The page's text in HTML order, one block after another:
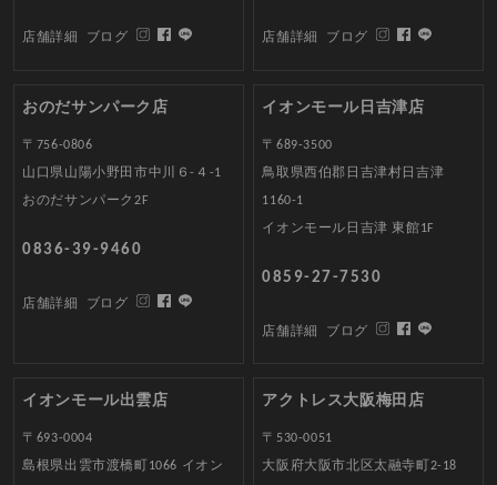
店舗詳細 ブログ 店舗詳細 ブログ
おのだサンパーク店
〒756-0806
山口県山陽小野田市中川６-４-1
おのだサンパーク2F
0836-39-9460
店舗詳細 ブログ
イオンモール日吉津店
〒689-3500
鳥取県西伯郡日吉津村日吉津
1160-1
イオンモール日吉津 東館1F
0859-27-7530
店舗詳細 ブログ
イオンモール出雲店
〒693-0004
島根県出雲市渡橋町1066 イオン
アクトレス大阪梅田店
〒530-0051
大阪府大阪市北区太融寺町2-18